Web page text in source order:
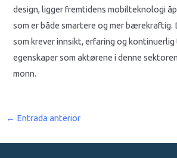
design, ligger fremtidens mobilteknologi
som er både smartere og mer bærekraftig.
som krever innsikt, erfaring og kontinuerlig
egenskaper som aktørene i denne
monn.
← Entrada anterior